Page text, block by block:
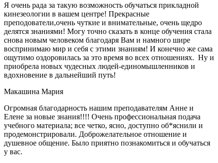
Я очень рада за такую возможность обучаться прикладной
кинезеологии в вашем центре! Прекрасные
преподователи,очень чуткие и внимательные, очень щедро
делятся знаниями! Могу точно сказать в конце обучения стала
снова новым человеком благодаря Вам и намного шире
воспринимаю мир и себя с этими знаниям! И конечно же сама
ощутимо оздоровилась за это время во всех отношениях. Ну и
приобрела новых чудесных людей-единомышленников и
вдохновение в дальнейший путь!
Макашина Мария
Огромная благодарность нашим преподавателям Анне и
Елене за новые знания!!!! Очень профессиональная подача
учебного материала; все четко, ясно, доступно об*яснили и
продемонстрировали. Доброжелательное отношение и
душевное общение. Было приятно познакомиться и обучаться
у вас.